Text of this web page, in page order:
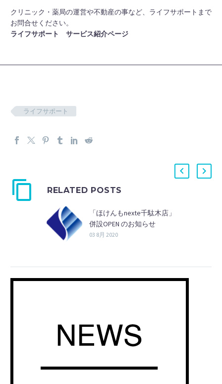
クリニック・薬局の運営や不動産の事など、ライフサポートまで
お問合せください。
ライフサポート サービス紹介ページ
ライフサポート
RELATED POSTS
「ほけんもnexte千駄木店」
併設OPEN のお知らせ
03 8月 2020